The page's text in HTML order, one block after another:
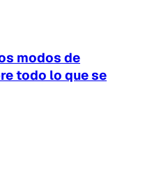
modos de
todo lo que se